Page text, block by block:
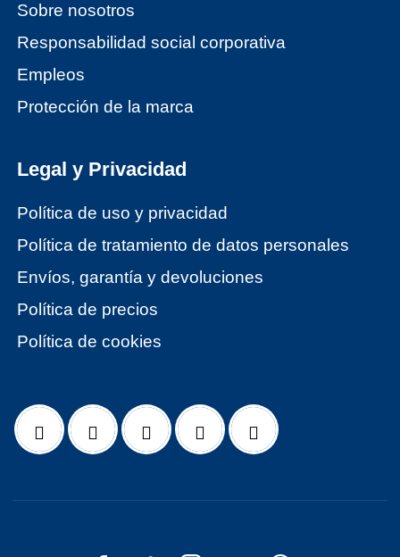
Sobre nosotros
Responsabilidad social corporativa
Empleos
Protección de la marca
Legal y Privacidad
Política de uso y privacidad
Política de tratamiento de datos personales
Envíos, garantía y devoluciones
Política de precios
Política de cookies